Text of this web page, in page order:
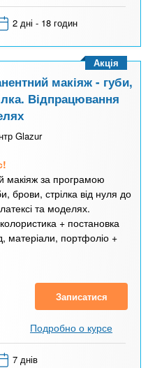
2 дні - 18 годин
макіяж - губи,
Відпрацювання
Glazur
макіяж за програмою
брови, стрілка від нуля до
та моделях.
+ постановка
матеріали, портфоліо +
Акція
Записатися
Подробно о курсе
7 днів